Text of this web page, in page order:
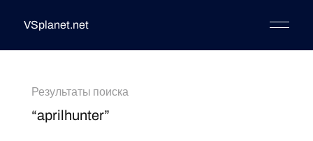
VSplanet.net
Результаты поиска
“aprilhunter”